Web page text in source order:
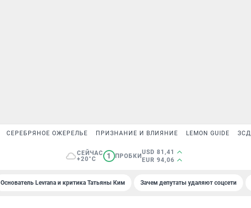
СЕРЕБРЯНОЕ ОЖЕРЕЛЬЕ ПРИЗНАНИЕ И ВЛИЯНИЕ LEMON GUIDE
СЕЙЧАС
+20°C
1 ПРОБКИ
USD 81,41
EUR 94,06
Основатель Levrana и критика Татьяны Ким Зачем депутаты удаляют соцсети